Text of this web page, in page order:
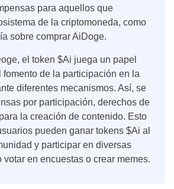
para aquellos que
de la criptomoneda, como
sobre comprar AiDoge.
el token $Ai juega un papel
fomento de la participación en la
diferentes mecanismos. Así, se
por participación, derechos de
la creación de contenido. Esto
pueden ganar tokens $Ai al
y participar en diversas
votar en encuestas o crear memes.